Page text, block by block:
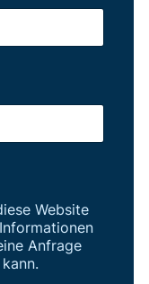
Website
Anfrage